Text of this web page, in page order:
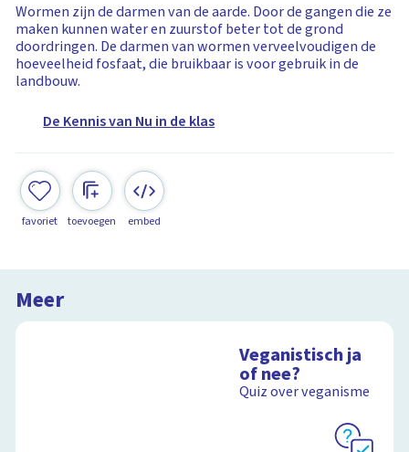
Wormen zijn de darmen van de aarde. Door de gangen die ze
maken kunnen water en zuurstof beter tot de grond
doordringen. De darmen van wormen verveelvoudigen de
hoeveelheid fosfaat, die bruikbaar is voor gebruik in de
landbouw.
De Kennis van Nu in de klas
favoriet toevoegen embed
Meer
Veganistisch ja
of nee?
Quiz over veganisme